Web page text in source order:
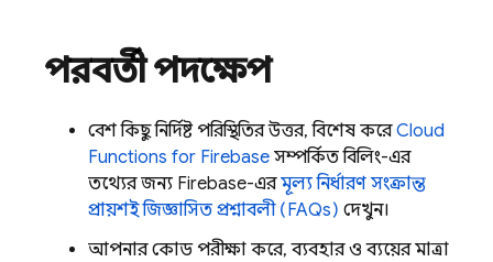
পরবর্তী পদক্ষেপ
বেশ কিছু নির্দিষ্ট পরিস্থিতির উত্তর, বিশেষ করেCloud
Functions for Firebase সম্পর্কিত বিলিং-এর
তথ্যের জন্য Firebase-এরমূল্য নির্ধারণ সংক্রান্ত
প্রায়শই জিজ্ঞাসিত প্রশ্নাবলী (FAQs) দেখুন।
আপনার কোড পরীক্ষা করে, ব্যবহার ও ব্যয়ের মাত্রা